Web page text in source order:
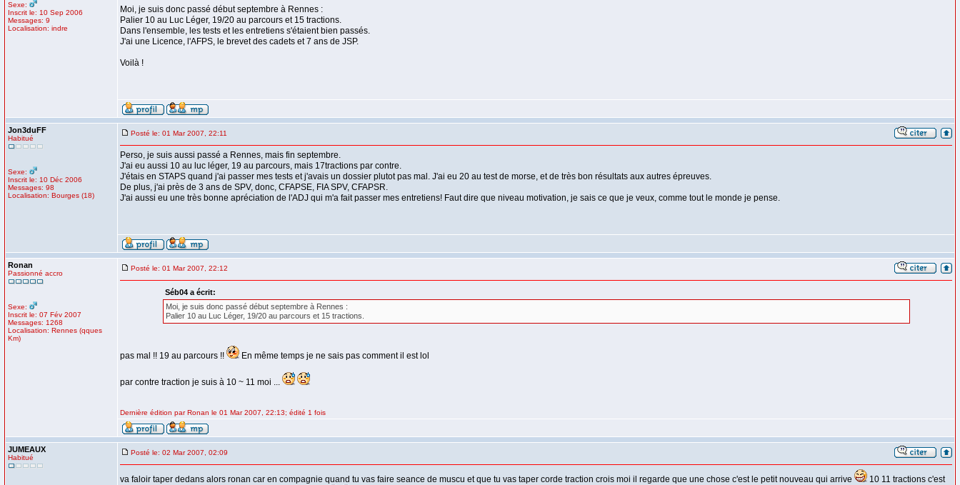
Sexe:
Inscrit le: 10 Sep 2006
Messages: 9
Localisation: indre
Moi, je suis donc passé début septembre à Rennes :
Palier 10 au Luc Léger, 19/20 au parcours et 15 tractions.
Dans l'ensemble, les tests et les entretiens s'étaient bien passés.
J'ai une Licence, l'AFPS, le brevet des cadets et 7 ans de JSP.
Voilà !
Jon3duFF
Habitué
Sexe:
Inscrit le: 10 Déc 2006
Messages: 98
Localisation: Bourges (18)
Posté le: 01 Mar 2007, 22:11
Perso, je suis aussi passé a Rennes, mais fin septembre.
J'ai eu aussi 10 au luc léger, 19 au parcours, mais 17tractions par contre.
J'étais en STAPS quand j'ai passer mes tests et j'avais un dossier plutot pas mal. J'ai eu 20 au test de morse, et de très bon résultats aux autres épreuves.
De plus, j'ai près de 3 ans de SPV, donc, CFAPSE, FIA SPV, CFAPSR.
J'ai aussi eu une très bonne apréciation de l'ADJ qui m'a fait passer mes entretiens! Faut dire que niveau motivation, je sais ce que je veux, comme tout le monde je pense.
Ronan
Passionné accro
Sexe:
Inscrit le: 07 Fév 2007
Messages: 1268
Localisation: Rennes (qques
Km)
Posté le: 01 Mar 2007, 22:12
Séb04 a écrit:
Moi, je suis donc passé début septembre à Rennes :
Palier 10 au Luc Léger, 19/20 au parcours et 15 tractions.
pas mal !! 19 au parcours !! En même temps je ne sais pas comment il est lol
par contre traction je suis à 10 ~ 11 moi ...
Dernière édition par Ronan le 01 Mar 2007, 22:13; édité 1 fois
JUMEAUX
Habitué
Posté le: 02 Mar 2007, 02:09
va faloir taper dedans alors ronan car en compagnie quand tu vas faire seance de muscu et que tu vas taper corde traction crois moi il regarde que une chose c'est le petit nouveau qui arrive
10 11 tractions c'est